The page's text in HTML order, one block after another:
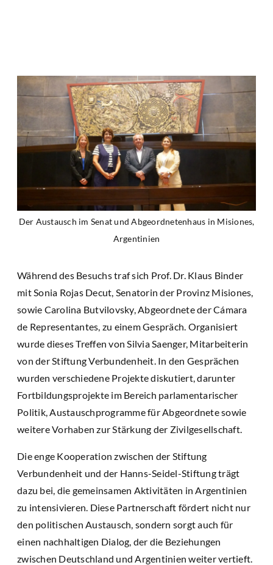
Der Austausch im Senat und Abgeordnetenhaus in Misiones,
Argentinien
Während des Besuchs traf sich Prof. Dr. Klaus Binder
mit Sonia Rojas Decut, Senatorin der Provinz Misiones,
sowie Carolina Butvilovsky, Abgeordnete der Cámara
de Representantes, zu einem Gespräch. Organisiert
wurde dieses Treffen von Silvia Saenger, Mitarbeiterin
von der Stiftung Verbundenheit. In den Gesprächen
wurden verschiedene Projekte diskutiert, darunter
Fortbildungsprojekte im Bereich parlamentarischer
Politik, Austauschprogramme für Abgeordnete sowie
weitere Vorhaben zur Stärkung der Zivilgesellschaft.
Die enge Kooperation zwischen der Stiftung
Verbundenheit und der Hanns-Seidel-Stiftung trägt
dazu bei, die gemeinsamen Aktivitäten in Argentinien
zu intensivieren. Diese Partnerschaft fördert nicht nur
den politischen Austausch, sondern sorgt auch für
einen nachhaltigen Dialog, der die Beziehungen
zwischen Deutschland und Argentinien weiter vertieft.